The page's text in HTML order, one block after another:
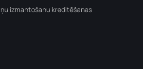
izmantošanu kreditēšanas